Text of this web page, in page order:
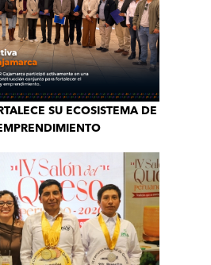
SU ECOSISTEMA DE